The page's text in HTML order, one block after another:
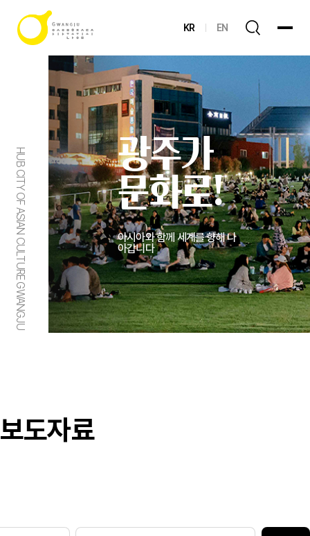
KR EN
HUB CITY OF ASIAN CULTURE GWANGJU
광주가
문화로!
아시아와 함께 세계를 향해 나
아갑니다
보도자료